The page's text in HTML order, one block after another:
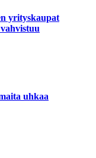
yrityskaupat
uhkaa